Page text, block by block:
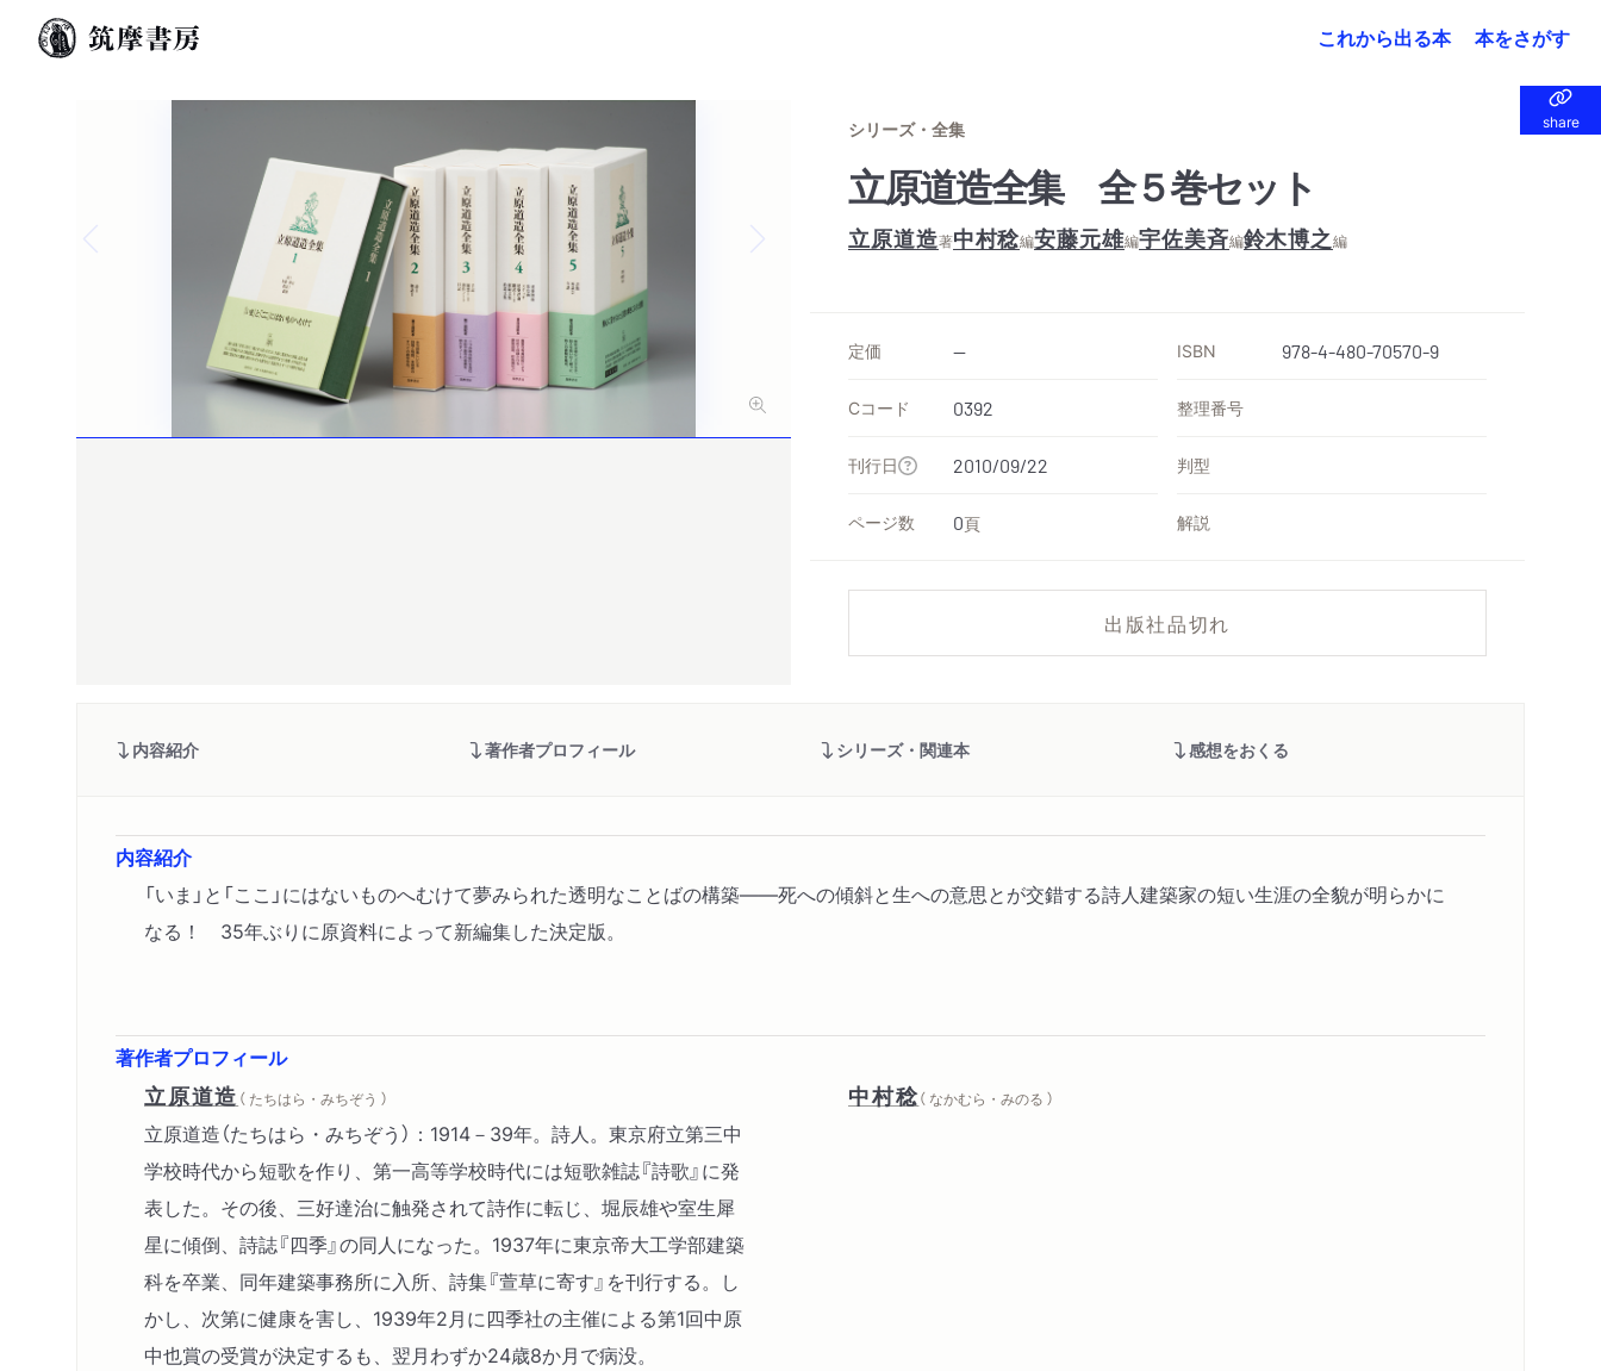
これから出る本 本をさがす
share
share
シリーズ・全集
立原道造全集 全５巻セット
立原道造著中村稔編安藤元雄編宇佐美斉編鈴木博之編
定価 -- ISBN 978-4-480-70570-9
Cコード 0392 整理番号
刊行日 2010/09/22 判型
ページ数 0頁 解説
出版社品切れ
内容紹介 著作者プロフィール シリーズ・関連本 感想をおくる
内容紹介
「いま」と「ここ」にはないものへむけて夢みられた透明なことばの構築――死への傾斜と生への意思とが交錯する詩人建築家の短い生涯の全貌が明らかに
なる！ 35年ぶりに原資料によって新編集した決定版。
著作者プロフィール
立原道造 （ たちはら・みちぞう ）
立原道造（たちはら・みちぞう）：1914－39年。詩人。東京府立第三中
学校時代から短歌を作り、第一高等学校時代には短歌雑誌『詩歌』に発
表した。その後、三好達治に触発されて詩作に転じ、堀辰雄や室生犀
星に傾倒、詩誌『四季』の同人になった。1937年に東京帝大工学部建築
科を卒業、同年建築事務所に入所、詩集『萱草に寄す』を刊行する。し
かし、次第に健康を害し、1939年2月に四季社の主催による第1回中原
中也賞の受賞が決定するも、翌月わずか24歳8か月で病没。
中村稔（ なかむら・みのる ）